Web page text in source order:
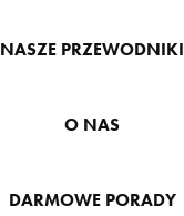
NASZE PRZEWODNIKI
O NAS
DARMOWE PORADY